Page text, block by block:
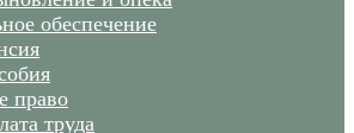
обеспечение
право
труда